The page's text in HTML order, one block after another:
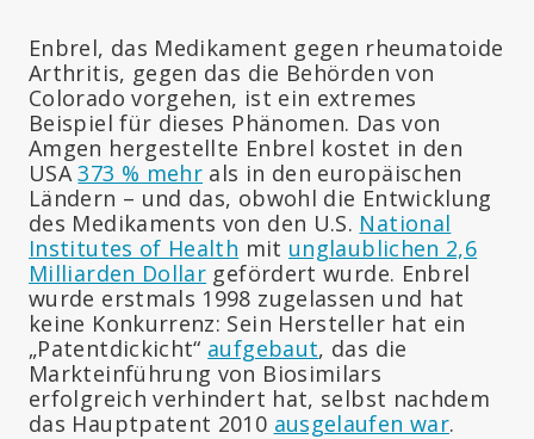
Enbrel, das Medikament gegen rheumatoide
Arthritis, gegen das die Behörden von
Colorado vorgehen, ist ein extremes
Beispiel für dieses Phänomen. Das von
Amgen hergestellte Enbrel kostet in den
USA373 % mehr als in den europäischen
Ländern – und das, obwohl die Entwicklung
des Medikaments von den U.S. National
Institutes of Health mit unglaublichen 2,6
Milliarden Dollar gefördert wurde. Enbrel
wurde erstmals 1998 zugelassen und hat
keine Konkurrenz: Sein Hersteller hat ein
„Patentdickicht“ aufgebaut, das die
Markteinführung von Biosimilars
erfolgreich verhindert hat, selbst nachdem
das Hauptpatent 2010 ausgelaufen war.